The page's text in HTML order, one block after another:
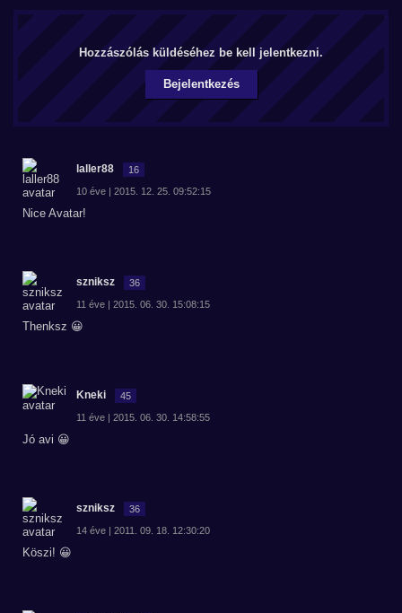
Hozzászólás küldéséhez be kell jelentkezni.
Bejelentkezés
laller88 16
10 éve | 2015. 12. 25. 09:52:15
Nice Avatar!
szniksz 36
11 éve | 2015. 06. 30. 15:08:15
Thenksz 😀
Kneki 45
11 éve | 2015. 06. 30. 14:58:55
Jó avi 😀
szniksz 36
14 éve | 2011. 09. 18. 12:30:20
Köszi! 😀